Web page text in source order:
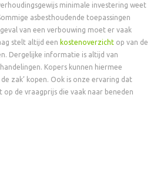
minimale investering weet
asbesthoudende toepassingen
van een verbouwing moet er vaak
stelt altijd een kostenoverzicht op van de
Dergelijke informatie is altijd van
Kopers kunnen hiermee
zak’ kopen. Ook is onze ervaring dat
de vraagprijs die vaak naar beneden